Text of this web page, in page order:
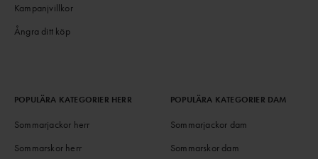
Kampanjvillkor
Ångra ditt köp
POPULÄRA KATEGORIER HERR
Sommarjackor herr
Sommarskor herr
POPULÄRA KATEGORIER DAM
Sommarjackor dam
Sommarskor dam